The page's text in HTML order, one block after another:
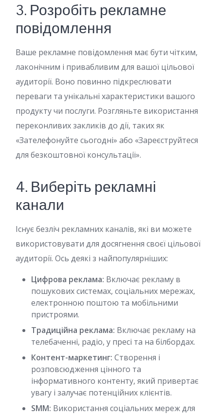
3. Розробіть рекламне
повідомлення
Ваше рекламне повідомлення має бути чітким,
лаконічним і привабливим для вашої цільової
аудиторії. Воно повинно підкреслювати
переваги та унікальні характеристики вашого
продукту чи послуги. Розгляньте використання
переконливих закликів до дії, таких як
«Зателефонуйте сьогодні» або «Зареєструйтеся
для безкоштовної консультації».
4. Виберіть рекламні
канали
Існує безліч рекламних каналів, які ви можете
використовувати для досягнення своєї цільової
аудиторії. Ось деякі з найпопулярніших:
Цифрова реклама: Включає рекламу в
пошукових системах, соціальних мережах,
електронною поштою та мобільними
пристроями.
Традиційна реклама: Включає рекламу на
телебаченні, радіо, у пресі та на білбордах.
Контент-маркетинг: Створення і
розповсюдження цінного та
інформативного контенту, який привертає
увагу і залучає потенційних клієнтів.
SMM: Використання соціальних мереж для